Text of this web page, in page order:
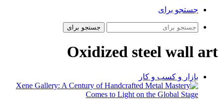
جستجو برای
جستجو برای
Oxidized steel wall art
بازار و کسب و کار